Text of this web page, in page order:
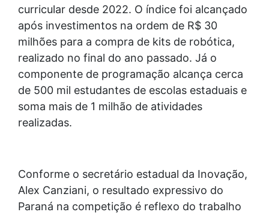
curricular desde 2022. O índice foi alcançado
após investimentos na ordem de R$ 30
milhões para a compra de kits de robótica,
realizado no final do ano passado. Já o
componente de programação alcança cerca
de 500 mil estudantes de escolas estaduais e
soma mais de 1 milhão de atividades
realizadas.
Conforme o secretário estadual da Inovação,
Alex Canziani, o resultado expressivo do
Paraná na competição é reflexo do trabalho